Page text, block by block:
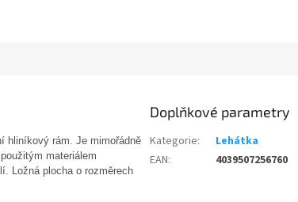
hliníkový rám. Je mimořádně
materiálem
Ložná plocha o rozměrech
Doplňkové parametry
Kategorie:
Lehátka
EAN: 4039507256760